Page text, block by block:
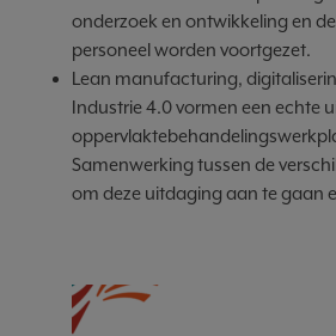
onderzoek en ontwikkeling en
personeel worden voortgezet.
Lean manufacturing,
Industrie 4.0 vormen een echte
Samenwerking tussen de
om deze uitdaging aan te gaan